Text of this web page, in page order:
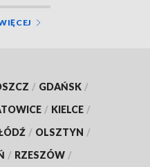
/ GDAŃSK /
/ KIELCE /
/ OLSZTYN /
/ RZESZÓW /